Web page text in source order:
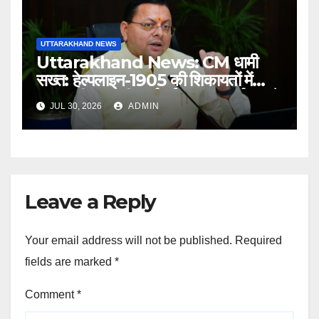
UTTARAKHAND NEWS
Uttarakhand News: CM धामी
सख्त: हेल्पलाइन-1905 की शिकायतों में
लापरवाही पर होगी कार्रवाई, शून्य प्रदर्शन वाले
अधिकारियों को नोटिस…
JUL 30, 2026 ADMIN
Leave a Reply
Your email address will not be published. Required
fields are marked *
Comment*